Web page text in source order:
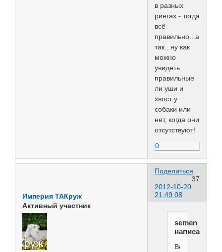
в разных
рингах - тогда
всё
правильно...а
так...ну как
можно
увидеть
правильные
ли уши и
хвост у
собаки или
нет, когда они
отсутствуют!
0
Поделиться
37
2012-10-20
21:49:08
Империя ТАКруж
Активный участник
semen
написал(а):
Вот